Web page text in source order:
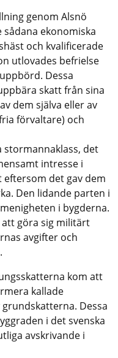
genom Alsnö
sådana ekonomiska
och kvalificerade
utlovades befrielse
Dessa
skatt från sina
dem själva eller av
förvaltare) och
stormannaklass, det
intresse i
eftersom det gav dem
Den lidande parten i
i bygderna.
göra sig militärt
avgifter och
kom att
kallade
Dessa
i det svenska
avskrivande i